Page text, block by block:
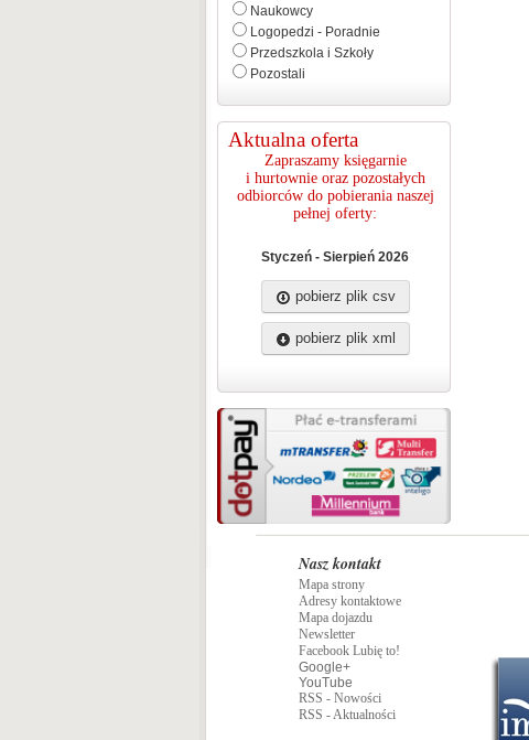
Naukowcy
Logopedzi - Poradnie
Przedszkola i Szkoły
Pozostali
Aktualna oferta
Zapraszamy księgarnie
i hurtownie oraz pozostałych
odbiorców do pobierania naszej
pełnej oferty:
Styczeń - Sierpień 2026
pobierz plik csv
pobierz plik xml
Nasz kontakt
Mapa strony
Adresy kontaktowe
Mapa dojazdu
Newsletter
Facebook Lubię to!
Google+
YouTube
RSS - Nowości
RSS - Aktualności